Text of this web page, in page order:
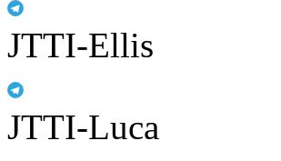
JTTI-Ellis
JTTI-Luca